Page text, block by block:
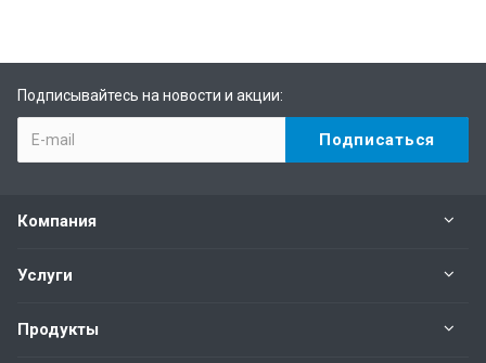
Подписывайтесь на новости и акции:
Компания
Услуги
Продукты